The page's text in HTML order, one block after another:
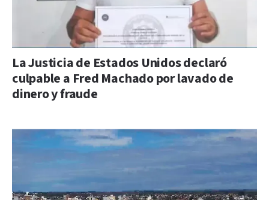
La Justicia de Estados Unidos declaró
culpable a Fred Machado por lavado de
dinero y fraude